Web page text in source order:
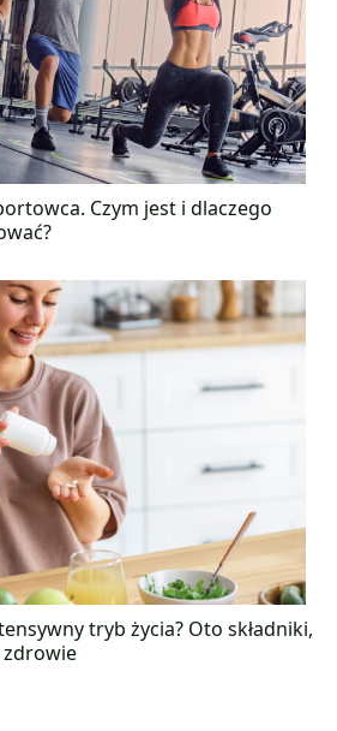
Czym jest i dlaczego
tryb życia? Oto składniki,